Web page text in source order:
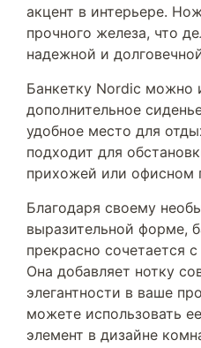
акцент в интерьере.
прочного железа, что
надежной и
Банкетку Nordic можно
дополнительное
удобное место для
подходит для
прихожей или офисном
Благодаря своему
выразительной форме,
прекрасно сочетается
Она добавляет нотку
элегантности в ваше
можете использовать
элемент в дизайне